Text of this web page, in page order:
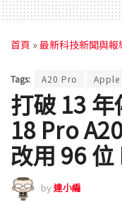
首頁»最新科技新聞與報導
Tags: A20 Pro